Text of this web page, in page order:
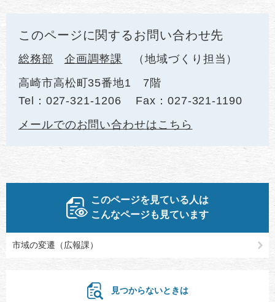
このページに関するお問い合わせ先
総務部 企画調整課
地域づくり担当
高崎市高松町35番地1 7階
Tel：027-321-1206
Fax：027-321-1190
メールでのお問い合わせはこちら
このページを見ている人は
こんなページも見ています
市域の変遷（広報課）
見つからないときは